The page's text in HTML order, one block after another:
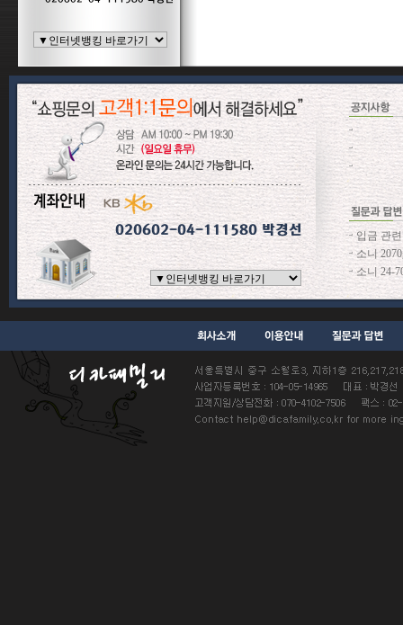
입금 관련
소니
소니 24-